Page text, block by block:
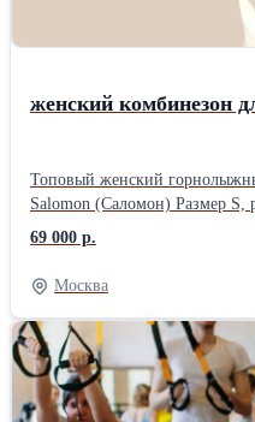
женский комбинезон
Топовый женский
Salomon (Саломон) Размер S, рост 160-170. Витринный образец
❤️[Нажмите] на сердечко,
избранное и быть всегда в
новинках или об изменении цен Комбинезон Новый ,
4-5 недель ,нет, не быстрее.
очередной товар для нубов и
категории "выбрать между
нет аналогов вообще. Таких
современный маркет просто
69 000 р.
Москва